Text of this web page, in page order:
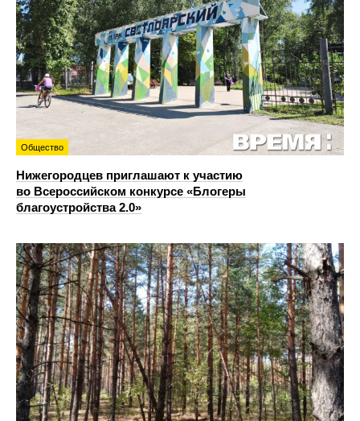
Общество
Нижегородцев приглашают к участию
во Всероссийском конкурсе «Блогеры
благоустройства 2.0»